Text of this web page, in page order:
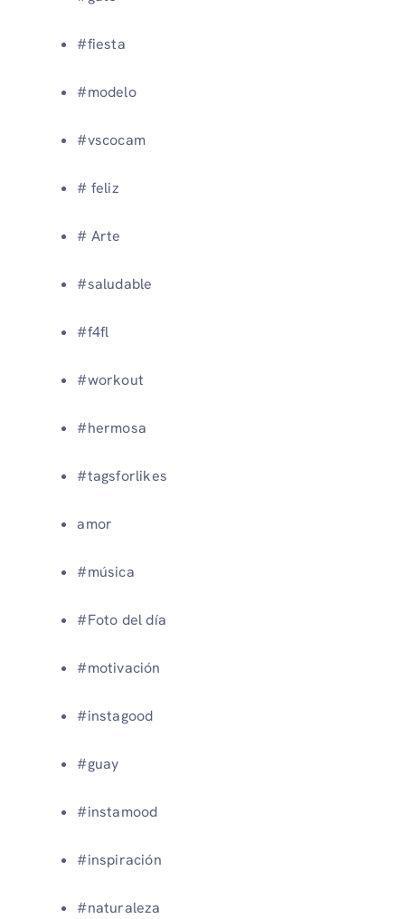
#fiesta
#modelo
#vscocam
# feliz
# Arte
#saludable
#f4fl
#workout
#hermosa
#tagsforlikes
amor
#música
#Foto del día
#motivación
#instagood
#guay
#instamood
#inspiración
#naturaleza